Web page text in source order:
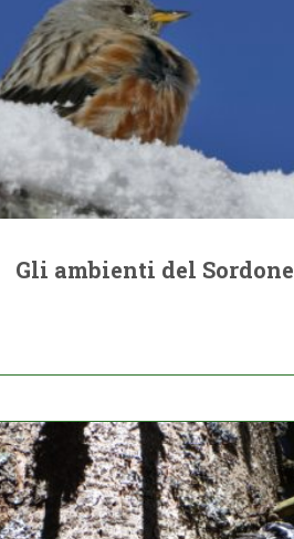
Gli ambienti del Sordone